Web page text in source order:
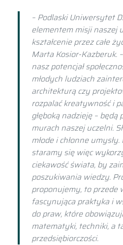
– Podlaski Uniwersytet
elementem misji naszej
kształcenie przez całe
Marta Kosior-Kazberuk.
nasz potencjał
młodych ludziach
architekturą czy
rozpalać kreatywność i
głęboką nadzieję –
murach naszej uczelni.
młode i chłonne
staramy się więc
ciekawość świata, by
poszukiwania wiedzy.
proponujemy, to przede
fascynująca praktyka i
do praw, które
matematyki, techniki, a
przedsiębiorczości.